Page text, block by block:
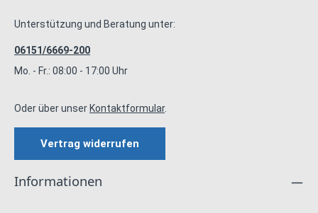
Unterstützung und Beratung unter:
06151/6669-200
Mo. - Fr.: 08:00 - 17:00 Uhr
Oder über unser Kontaktformular.
Vertrag widerrufen
Informationen